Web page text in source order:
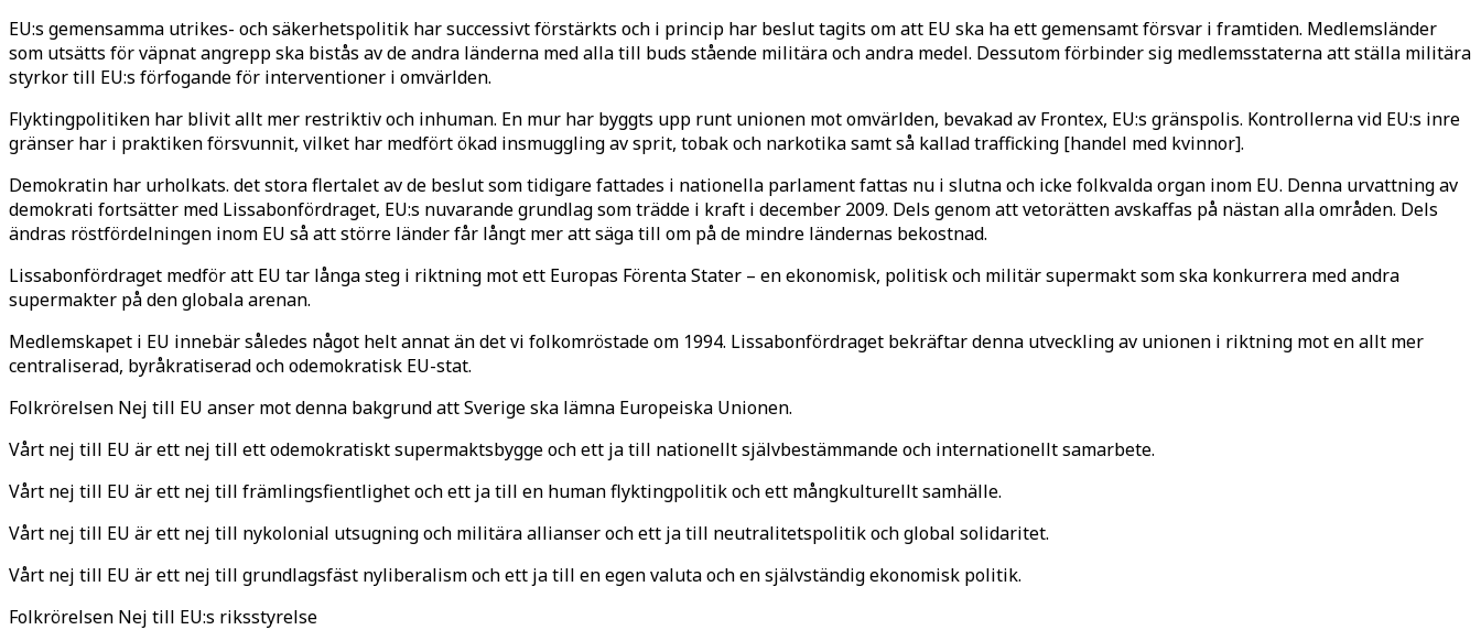
EU:s gemensamma utrikes- och säkerhetspolitik har successivt förstärkts och i princip har beslut tagits om att EU ska ha ett gemensamt försvar i framtiden. Medlemsländer
som utsätts för väpnat angrepp ska bistås av de andra länderna med alla till buds stående militära och andra medel. Dessutom förbinder sig medlemsstaterna att ställa militära
styrkor till EU:s förfogande för interventioner i omvärlden.
Flyktingpolitiken har blivit allt mer restriktiv och inhuman. En mur har byggts upp runt unionen mot omvärlden, bevakad av Frontex, EU:s gränspolis. Kontrollerna vid EU:s inre
gränser har i praktiken försvunnit, vilket har medfört ökad insmuggling av sprit, tobak och narkotika samt så kallad trafficking [handel med kvinnor].
Demokratin har urholkats. det stora flertalet av de beslut som tidigare fattades i nationella parlament fattas nu i slutna och icke folkvalda organ inom EU. Denna urvattning av
demokrati fortsätter med Lissabonfördraget, EU:s nuvarande grundlag som trädde i kraft i december 2009. Dels genom att vetorätten avskaffas på nästan alla områden. Dels
ändras röstfördelningen inom EU så att större länder får långt mer att säga till om på de mindre ländernas bekostnad.
Lissabonfördraget medför att EU tar långa steg i riktning mot ett Europas Förenta Stater – en ekonomisk, politisk och militär supermakt som ska konkurrera med andra
supermakter på den globala arenan.
Medlemskapet i EU innebär således något helt annat än det vi folkomröstade om 1994. Lissabonfördraget bekräftar denna utveckling av unionen i riktning mot en allt mer
centraliserad, byråkratiserad och odemokratisk EU-stat.
Folkrörelsen Nej till EU anser mot denna bakgrund att Sverige ska lämna Europeiska Unionen.
Vårt nej till EU är ett nej till ett odemokratiskt supermaktsbygge och ett ja till nationellt självbestämmande och internationellt samarbete.
Vårt nej till EU är ett nej till främlingsfientlighet och ett ja till en human flyktingpolitik och ett mångkulturellt samhälle.
Vårt nej till EU är ett nej till nykolonial utsugning och militära allianser och ett ja till neutralitetspolitik och global solidaritet.
Vårt nej till EU är ett nej till grundlagsfäst nyliberalism och ett ja till en egen valuta och en självständig ekonomisk politik.
Folkrörelsen Nej till EU:s riksstyrelse